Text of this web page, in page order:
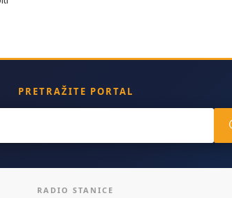
PRETRAŽITE PORTAL
RADIO STANICE